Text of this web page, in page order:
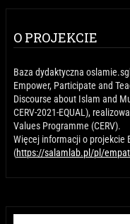
O PROJEKCIE
Baza dydaktyczna
Empower, Participate and
Discourse about Islam and
CERV-2021-EQUAL),
Values Programme (CERV).
Więcej informacji o projekcie
(https://salamlab.pl/pl/